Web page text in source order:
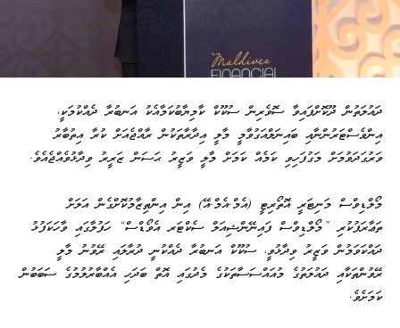
ދައުލަތުން ދޫކޮށްފައިވާ ސޮވެރިން ސުކޫކް ކާމިޔާބުކަމާއެކު އަނބުރާ ދެއްކުމަކީ،
އިންވެސްޓަރުންނާއި ބައިނަލްއަގުވާމީ މާލީ އިދާރާތަކުން ރާއްޖެއަށް ކުރާ އިތުބާރު
ވަރުގަދަވުމަށް މަގުފަހިވި ކަމެއް ކަމަށް މާލީ ވަޒީރު ޙަސަން ޒަރީރު ވިދާޅުވެއްޖެއެވެ.
މޯލްޑިވްސް މަނިޓަރީ އޮތޯރިޓީ (އެމް.އެމް.އޭ) އިން އިންތިޒާމުކޮށްގެން އަލަށް
ތަޢާރަފުކުރި ”މޯލްޑިވްސް ފައިނޭންޝިއަލް ސެކްޓަރ އެވޯޑްސް“ ހަފުލާގައި ވާހަކަފުޅު
ދައްކަވަމުން ވަޒީރު ވިދާޅުވީ، ސުކޫކް އަނބުރާ ދެއްކުނީ ދުރާލައި ރޭވުނު މާލީ
ރޭވުންތަކާއި ދައުލަތުގެ މުއައްސަސާތަކުގެ މެދުގައި އޮތް ބަދަހި އެއްބާރުލުމުގެ ސަބަބުން
ކަމަށެވެ.